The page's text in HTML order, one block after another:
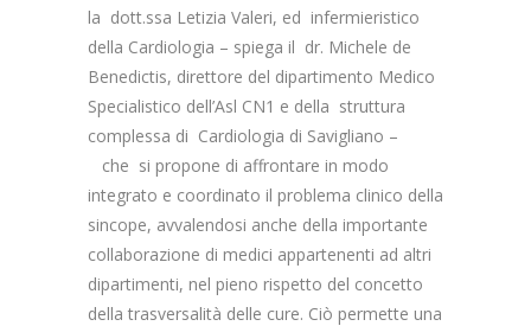
la dott.ssa Letizia Valeri, ed infermieristico
della Cardiologia – spiega il dr. Michele de
Benedictis, direttore del dipartimento Medico
Specialistico dell’Asl CN1 e della struttura
complessa di Cardiologia di Savigliano –
che si propone di affrontare in modo
integrato e coordinato il problema clinico della
sincope, avvalendosi anche della importante
collaborazione di medici appartenenti ad altri
dipartimenti, nel pieno rispetto del concetto
della trasversalità delle cure. Ciò permette una